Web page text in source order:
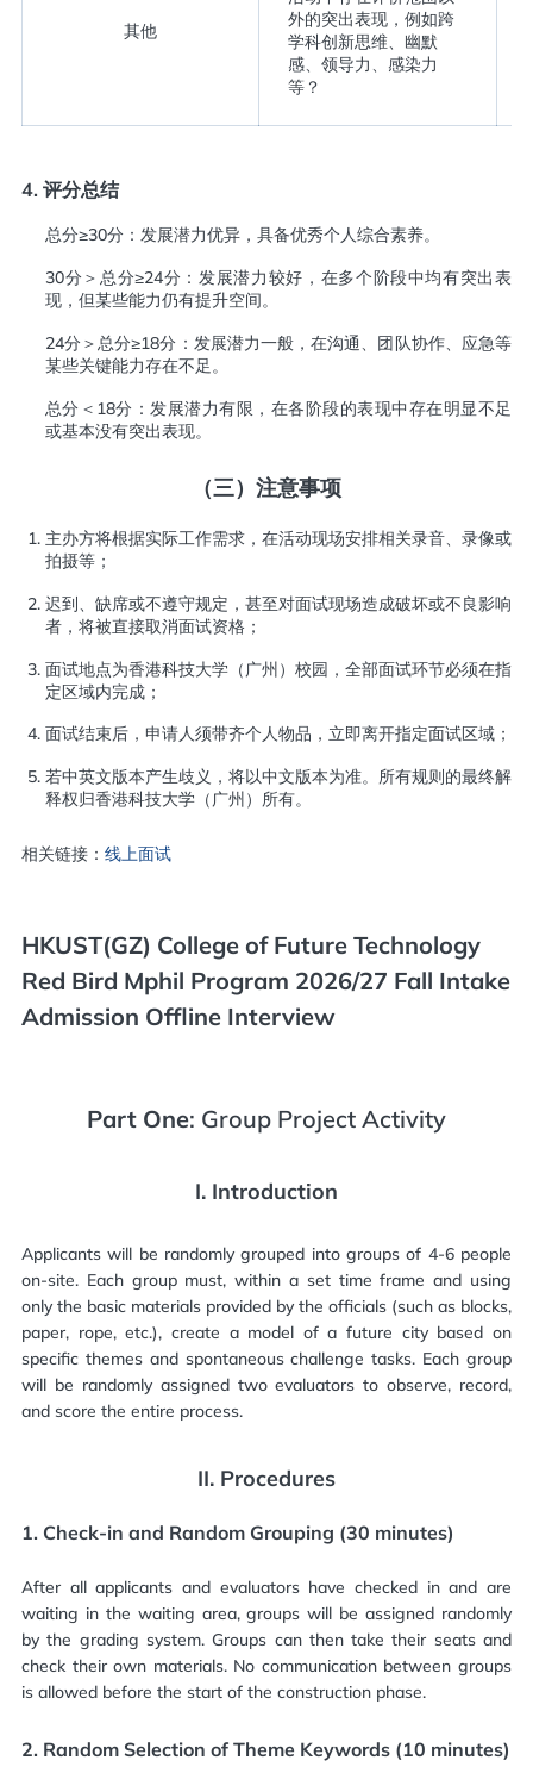
其他
外的突出表现，例如跨
学科创新思维、幽默
感、领导力、感染力
等？
4. 评分总结
总分≥30分：发展潜力优异，具备优秀个人综合素养。
30分＞总分≥24分：发展潜力较好，在多个阶段中均有突出表
现，但某些能力仍有提升空间。
24分＞总分≥18分：发展潜力一般，在沟通、团队协作、应急等
某些关键能力存在不足。
总分＜18分：发展潜力有限，在各阶段的表现中存在明显不足
或基本没有突出表现。
（三） 注意事项
主办方将根据实际工作需求，在活动现场安排相关录音、录像或
拍摄等；
迟到、缺席或不遵守规定，甚至对面试现场造成破坏或不良影响
者，将被直接取消面试资格；
面试地点为香港科技大学（广州）校园，全部面试环节必须在指
定区域内完成；
面试结束后，申请人须带齐个人物品，立即离开指定面试区域；
若中英文版本产生歧义，将以中文版本为准。所有规则的最终解
释权归香港科技大学（广州）所有。
相关链接： 线上面试
HKUST(GZ) College of Future Technology
Red Bird Mphil Program 2026/27 Fall Intake
Admission Offline Interview
Part One: Group Project Activity
I. Introduction
Applicants will be randomly grouped into groups of 4-6 people
on-site. Each group must, within a set time frame and using
only the basic materials provided by the officials (such as blocks,
paper, rope, etc.), create a model of a future city based on
specific themes and spontaneous challenge tasks. Each group
will be randomly assigned two evaluators to observe, record,
and score the entire process.
II. Procedures
1. Check-in and Random Grouping (30 minutes)
After all applicants and evaluators have checked in and are
waiting in the waiting area, groups will be assigned randomly
by the grading system. Groups can then take their seats and
check their own materials. No communication between groups
is allowed before the start of the construction phase.
2. Random Selection of Theme Keywords (10 minutes)